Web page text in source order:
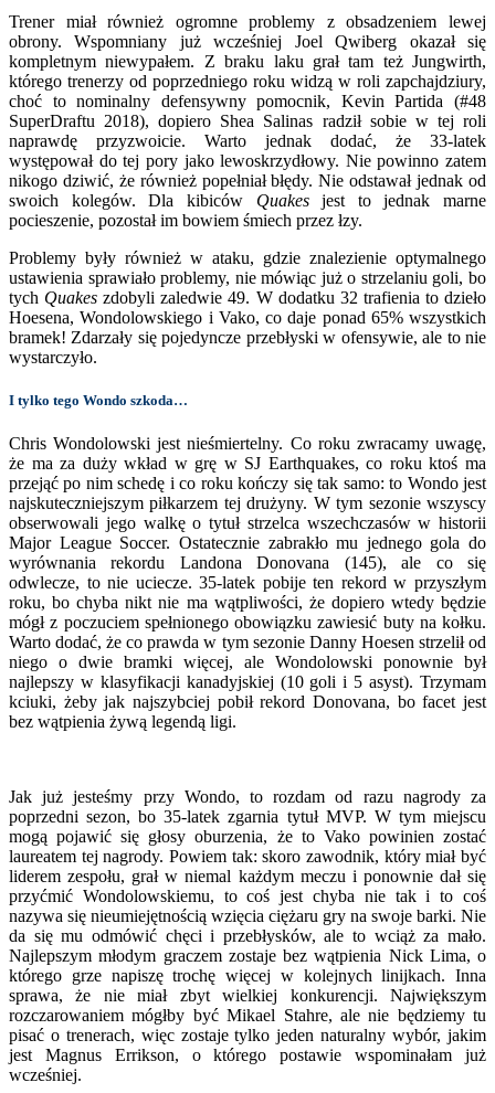
Trener miał również ogromne problemy z obsadzeniem lewej
obrony. Wspomniany już wcześniej Joel Qwiberg okazał się
kompletnym niewypałem. Z braku laku grał tam też Jungwirth,
którego trenerzy od poprzedniego roku widzą w roli zapchajdziury,
choć to nominalny defensywny pomocnik, Kevin Partida (#48
SuperDraftu 2018), dopiero Shea Salinas radził sobie w tej roli
naprawdę przyzwoicie. Warto jednak dodać, że 33-latek
występował do tej pory jako lewoskrzydłowy. Nie powinno zatem
nikogo dziwić, że również popełniał błędy. Nie odstawał jednak od
swoich kolegów. Dla kibiców Quakesjest to jednak marne
pocieszenie, pozostał im bowiem śmiech przez łzy.
Problemy były również w ataku, gdzie znalezienie optymalnego
ustawienia sprawiało problemy, nie mówiąc już o strzelaniu goli, bo
tych Quakes zdobyli zaledwie 49. W dodatku 32 trafienia to dzieło
Hoesena, Wondolowskiego i Vako, co daje ponad 65% wszystkich
bramek! Zdarzały się pojedyncze przebłyski w ofensywie, ale to nie
wystarczyło.
I tylko tego Wondo szkoda…
Chris Wondolowski jest nieśmiertelny. Co roku zwracamy uwagę,
że ma za duży wkład w grę w SJ Earthquakes, co roku ktoś ma
przejąć po nim schedę i co roku kończy się tak samo: to Wondo jest
najskuteczniejszym piłkarzem tej drużyny. W tym sezonie wszyscy
obserwowali jego walkę o tytuł strzelca wszechczasów w historii
Major League Soccer. Ostatecznie zabrakło mu jednego gola do
wyrównania rekordu Landona Donovana (145), ale co się
odwlecze, to nie uciecze. 35-latek pobije ten rekord w przyszłym
roku, bo chyba nikt nie ma wątpliwości, że dopiero wtedy będzie
mógł z poczuciem spełnionego obowiązku zawiesić buty na kołku.
Warto dodać, że co prawda w tym sezonie Danny Hoesen strzelił od
niego o dwie bramki więcej, ale Wondolowski ponownie był
najlepszy w klasyfikacji kanadyjskiej (10 goli i 5 asyst). Trzymam
kciuki, żeby jak najszybciej pobił rekord Donovana, bo facet jest
bez wątpienia żywą legendą ligi.
Jak już jesteśmy przy Wondo, to rozdam od razu nagrody za
poprzedni sezon, bo 35-latek zgarnia tytuł MVP. W tym miejscu
mogą pojawić się głosy oburzenia, że to Vako powinien zostać
laureatem tej nagrody. Powiem tak: skoro zawodnik, który miał być
liderem zespołu, grał w niemal każdym meczu i ponownie dał się
przyćmić Wondolowskiemu, to coś jest chyba nie tak i to coś
nazywa się nieumiejętnością wzięcia ciężaru gry na swoje barki. Nie
da się mu odmówić chęci i przebłysków, ale to wciąż za mało.
Najlepszym młodym graczem zostaje bez wątpienia Nick Lima, o
którego grze napiszę trochę więcej w kolejnych linijkach. Inna
sprawa, że nie miał zbyt wielkiej konkurencji. Największym
rozczarowaniem mógłby być Mikael Stahre, ale nie będziemy tu
pisać o trenerach, więc zostaje tylko jeden naturalny wybór, jakim
jest Magnus Errikson, o którego postawie wspominałam już
wcześniej.